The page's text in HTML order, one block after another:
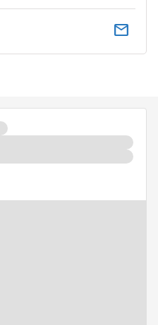
email